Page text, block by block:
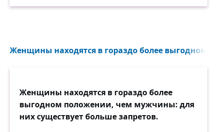
Женщины находятся в гораздо более выгодном
Женщины находятся в гораздо более
выгодном положении, чем мужчины: для
них существует больше запретов.